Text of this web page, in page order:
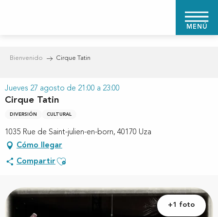
MENÚ
Bienvenido Cirque Tatin
Jueves 27 agosto de 21:00 a 23:00
Cirque Tatin
DIVERSIÓN CULTURAL
1035 Rue de Saint-julien-en-born, 40170 Uza
Cómo llegar
Compartir Ajouter aux favoris
+1 foto